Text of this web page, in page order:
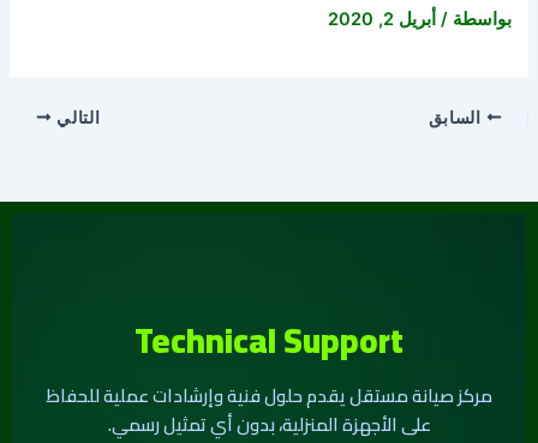
بواسطة / أبريل 2, 2020
السابق التالي
Technical Support
مركز صيانة مستقل يقدم حلول فنية وإرشادات عملية للحفاظ
على الأجهزة المنزلية، بدون أي تمثيل رسمي.